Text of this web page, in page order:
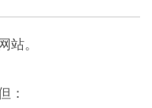
。
：